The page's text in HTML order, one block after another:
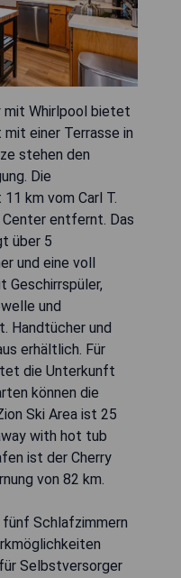
mit Whirlpool bietet
einer Terrasse in
stehen den
Die
km vom Carl T.
Center entfernt. Das
über 5
und eine voll
Geschirrspüler,
und
Handtücher und
erhältlich. Für
die Unterkunft
können die
Ski Area ist 25
with hot tub
ist der Cherry
von 82 km.
fünf Schlafzimmern
Selbstversorger